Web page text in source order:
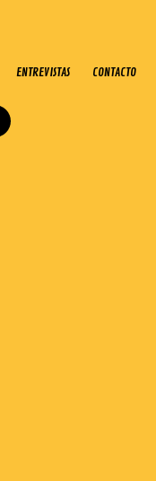
ENTREVISTAS CONTACTO